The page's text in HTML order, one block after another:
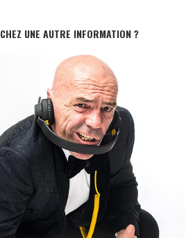
UNE AUTRE INFORMATION ?